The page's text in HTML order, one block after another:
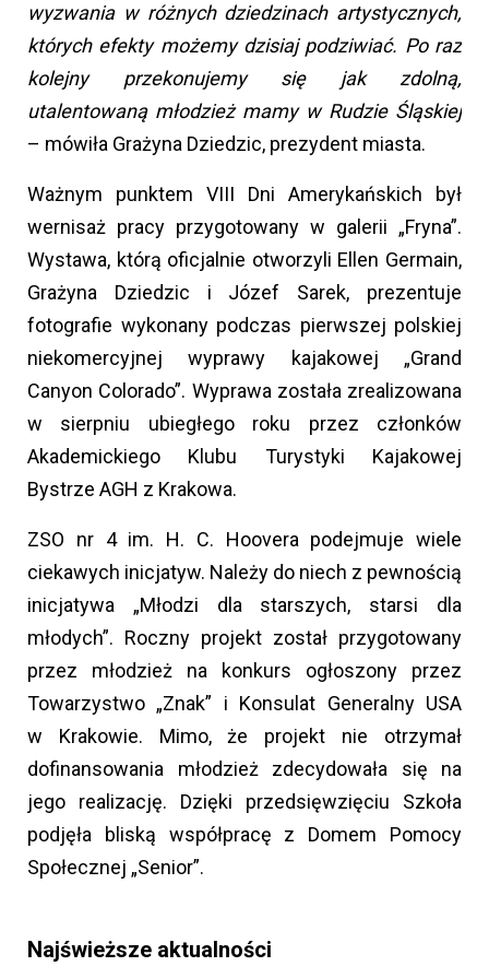
wyzwania w różnych dziedzinach artystycznych,
których efekty możemy dzisiaj podziwiać. Po raz
kolejny przekonujemy się jak zdolną,
utalentowaną młodzież mamy w Rudzie Śląskiej
– mówiła Grażyna Dziedzic, prezydent miasta.
Ważnym punktem VIII Dni Amerykańskich był
wernisaż pracy przygotowany w galerii „Fryna”.
Wystawa, którą oficjalnie otworzyli Ellen Germain,
Grażyna Dziedzic i Józef Sarek, prezentuje
fotografie wykonany podczas pierwszej polskiej
niekomercyjnej wyprawy kajakowej „Grand
Canyon Colorado”. Wyprawa została zrealizowana
w sierpniu ubiegłego roku przez członków
Akademickiego Klubu Turystyki Kajakowej
Bystrze AGH z Krakowa.
ZSO nr 4 im. H. C. Hoovera podejmuje wiele
ciekawych inicjatyw. Należy do niech z pewnością
inicjatywa „Młodzi dla starszych, starsi dla
młodych”. Roczny projekt został przygotowany
przez młodzież na konkurs ogłoszony przez
Towarzystwo „Znak” i Konsulat Generalny USA
w Krakowie. Mimo, że projekt nie otrzymał
dofinansowania młodzież zdecydowała się na
jego realizację. Dzięki przedsięwzięciu Szkoła
podjęła bliską współpracę z Domem Pomocy
Społecznej „Senior”.
Najświeższe aktualności